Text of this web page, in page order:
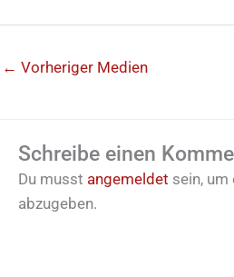
← Vorheriger Medien
Schreibe einen
Du musst angemeldet sein,
abzugeben.